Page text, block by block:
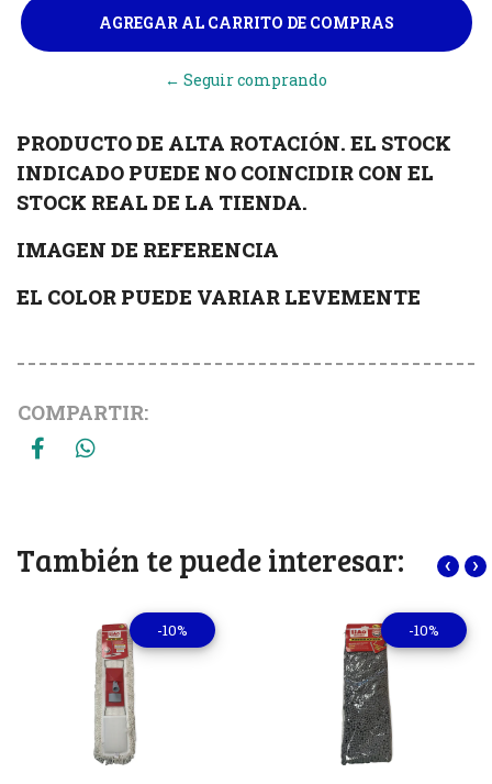
← Seguir comprando
PRODUCTO DE ALTA ROTACIÓN. EL STOCK
INDICADO PUEDE NO COINCIDIR CON EL
STOCK REAL DE LA TIENDA.
IMAGEN DE REFERENCIA
EL COLOR PUEDE VARIAR LEVEMENTE
COMPARTIR:
También te puede interesar:
-10% -10%
‹ ›